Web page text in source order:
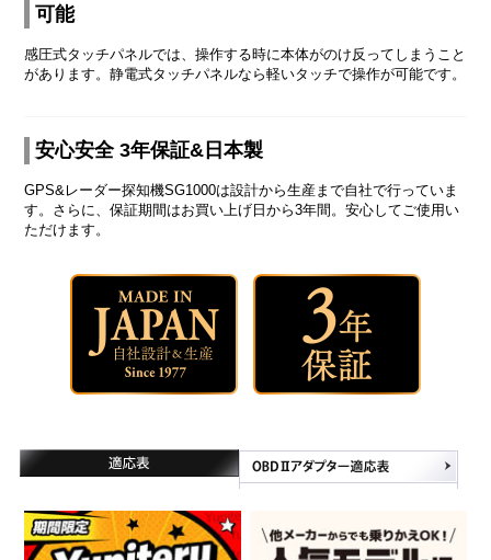
可能
感圧式タッチパネルでは、操作する時に本体がのけ反ってしまうこと
があります。静電式タッチパネルなら軽いタッチで操作が可能です。
安心安全 3年保証&日本製
GPS&レーダー探知機SG1000は設計から生産まで自社で行っていま
す。さらに、保証期間はお買い上げ日から3年間。安心してご使用い
ただけます。